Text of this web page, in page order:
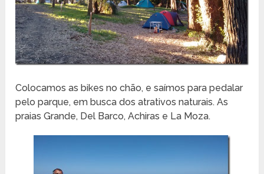
Colocamos as bikes no chão, e saímos para pedalar
pelo parque, em busca dos atrativos naturais. As
praias Grande, Del Barco, Achiras e La Moza.